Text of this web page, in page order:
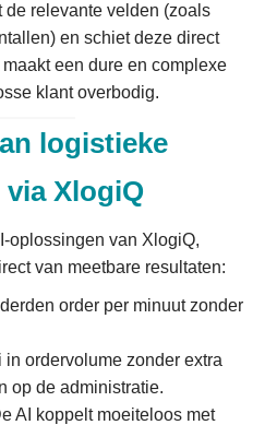
de relevante velden (zoals
en schiet deze direct
een dure en complexe
klant overbodig.
logistieke
XlogiQ
oplossingen van XlogiQ,
van meetbare resultaten:
order per minuut zonder
in ordervolume zonder extra
op de administratie.
AI koppelt moeiteloos met